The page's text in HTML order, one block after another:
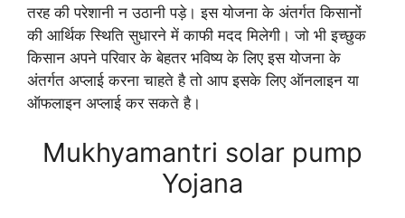
तरह की परेशानी न उठानी पड़े। इस योजना के अंतर्गत किसानों
की आर्थिक स्थिति सुधारने में काफी मदद मिलेगी। जो भी इच्छुक
किसान अपने परिवार के बेहतर भविष्य के लिए इस योजना के
अंतर्गत अप्लाई करना चाहते है तो आप इसके लिए ऑनलाइन या
ऑफलाइन अप्लाई कर सकते है।
Mukhyamantri solar pump
Yojana